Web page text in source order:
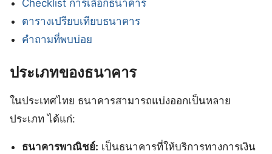
Checklist การเลือกธนาคาร
ตารางเปรียบเทียบธนาคาร
คำถามที่พบบ่อย
ประเภทของธนาคาร
ในประเทศไทย ธนาคารสามารถแบ่งออกเป็นหลาย
ประเภท ได้แก่:
ธนาคารพาณิชย์: เป็นธนาคารที่ให้บริการทางการเงิน